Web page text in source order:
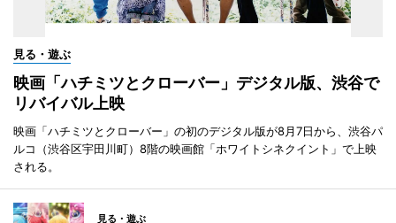
見る・遊ぶ
映画「ハチミツとクローバー」デジタル版、渋谷で
リバイバル上映
映画「ハチミツとクローバー」の初のデジタル版が8月7日から、渋谷パ
ルコ（渋谷区宇田川町）8階の映画館「ホワイトシネクイント」で上映
される。
見る・遊ぶ